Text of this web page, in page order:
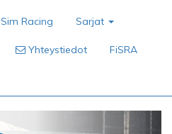
Sim Racing Sarjat
Yhteystiedot FiSRA